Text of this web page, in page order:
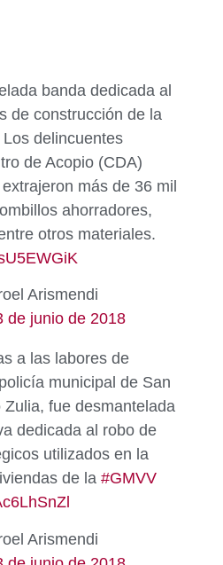
banda dedicada al
de construcción de la
delincuentes
de Acopio (CDA)
más de 36 mil
ahorradores,
otros materiales.
Arismendi
de junio de 2018
a las labores de
municipal de San
fue desmantelada
dedicada al robo de
utilizados en la
de la #GMVV
Arismendi